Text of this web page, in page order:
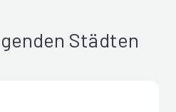
Städten